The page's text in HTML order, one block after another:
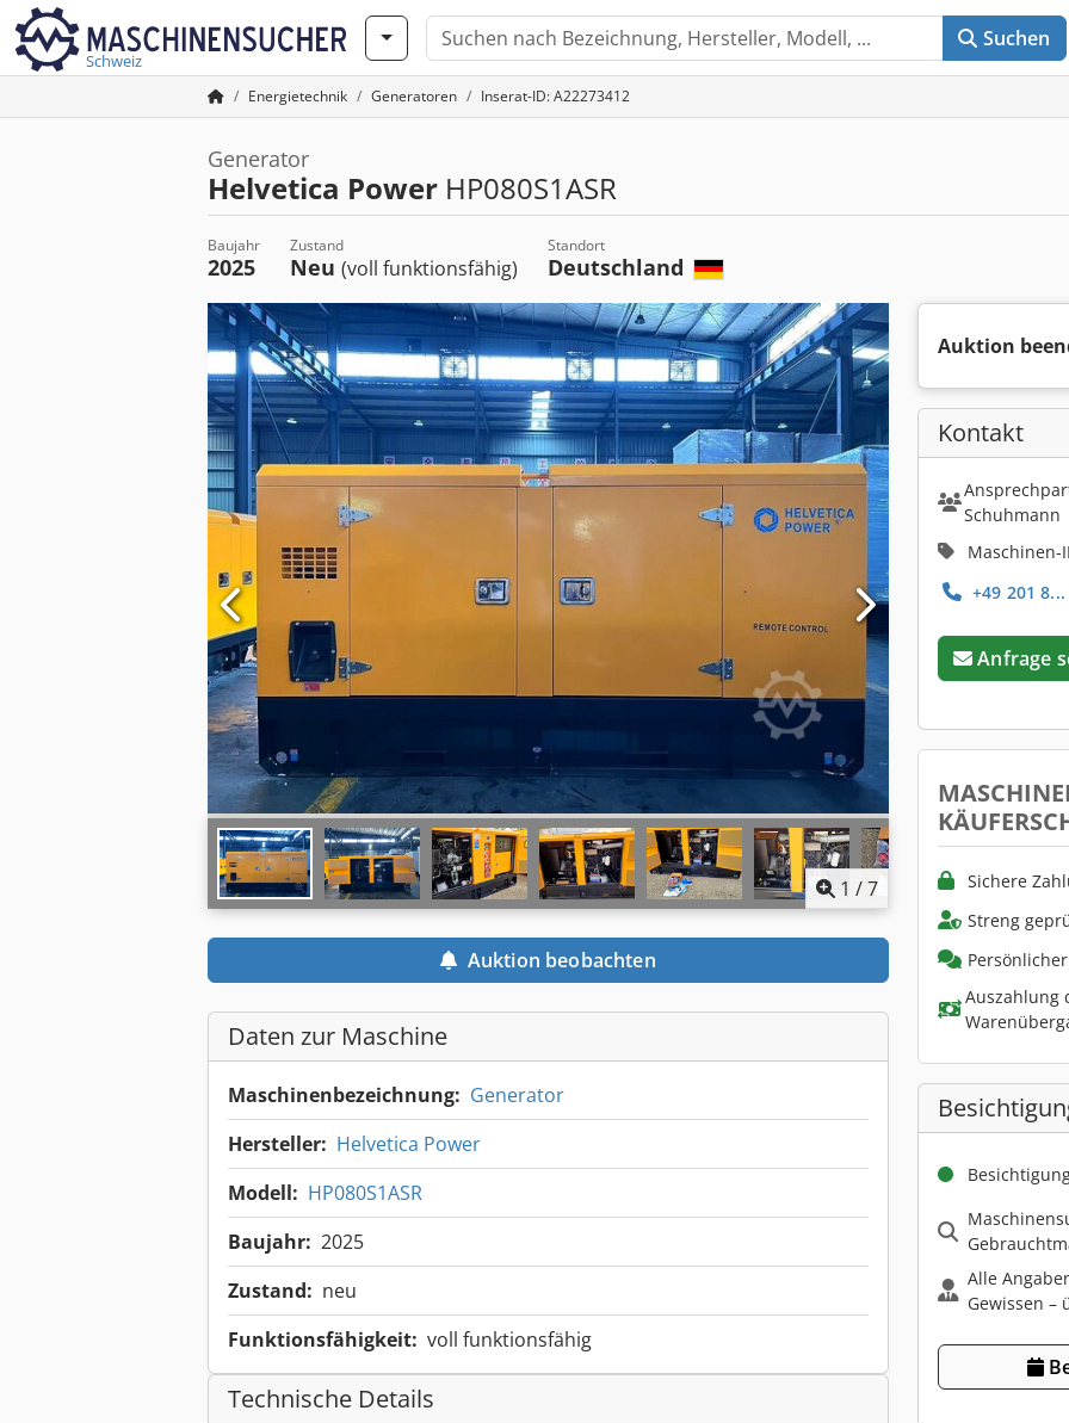
Schweiz
Suchen
Energietechnik Generatoren Inserat-ID: A22273412
Generator
Helvetica Power HP080S1ASR
Baujahr
2025
Zustand
Neu (voll funktionsfähig)
Standort
Deutschland
1 /7
Auktion beobachten
Daten zur Maschine
Maschinenbezeichnung: Generator
Hersteller: Helvetica Power
Modell: HP080S1ASR
Baujahr: 2025
Zustand: neu
Funktionsfähigkeit: voll funktionsfähig
Technische Details
Auktion
Kontakt
Schuhmann
Maschinen-
+49 201
Anfrage
Sichere
Streng
Auszahlung
Alle
Gewissen –